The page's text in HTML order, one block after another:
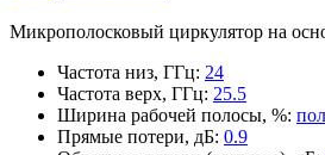
Микрополосковый циркулятор на
Частота низ, ГГц: 24
Частота верх, ГГц: 25.5
Ширина рабочей полосы, %:
Прямые потери, дБ: 0.9